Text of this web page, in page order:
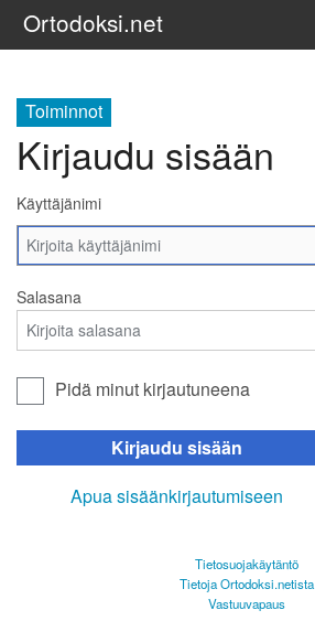
Ortodoksi.net
Toiminnot
Kirjaudu sisään
Käyttäjänimi
Salasana
Pidä minut kirjautuneena
Kirjaudu sisään
Apua sisäänkirjautumiseen
Tietosuojakäytäntö
Tietoja Ortodoksi.netista
Vastuuvapaus